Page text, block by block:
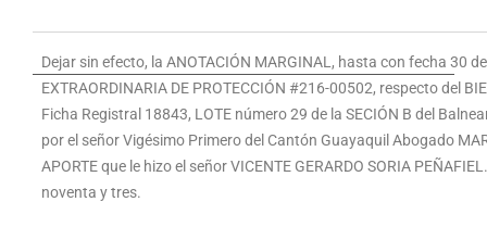
Dejar sin efecto, la ANOTACIÓN MARGINAL, hasta con fecha 30
EXTRAORDINARIA DE PROTECCIÓN #216-00502, respecto del
Ficha Registral 18843, LOTE número 29 de la SECIÓN B del
por el señor Vigésimo Primero del Cantón Guayaquil Abogado
APORTE que le hizo el señor VICENTE GERARDO SORIA
noventa y tres.